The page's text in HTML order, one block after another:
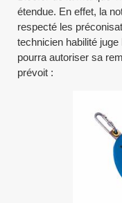
étendue. En effet, la
respecté les
technicien habilité
pourra autoriser sa
prévoit :